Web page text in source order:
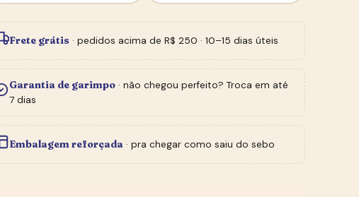
Frete grátis · pedidos acima de R$ 250 · 10–15 dias úteis
Garantia de garimpo · não chegou perfeito? Troca em até
7 dias
Embalagem reforçada · pra chegar como saiu do sebo